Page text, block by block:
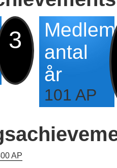
3
Medlem
antal
år
101 AP
AP